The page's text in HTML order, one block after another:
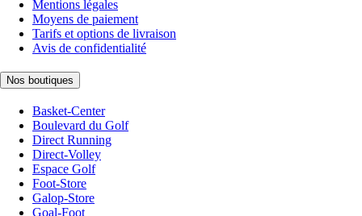
Mentions légales
Moyens de paiement
Tarifs et options de livraison
Avis de confidentialité
Nos boutiques
Basket-Center
Boulevard du Golf
Direct Running
Direct-Volley
Espace Golf
Foot-Store
Galop-Store
Goal-Foot